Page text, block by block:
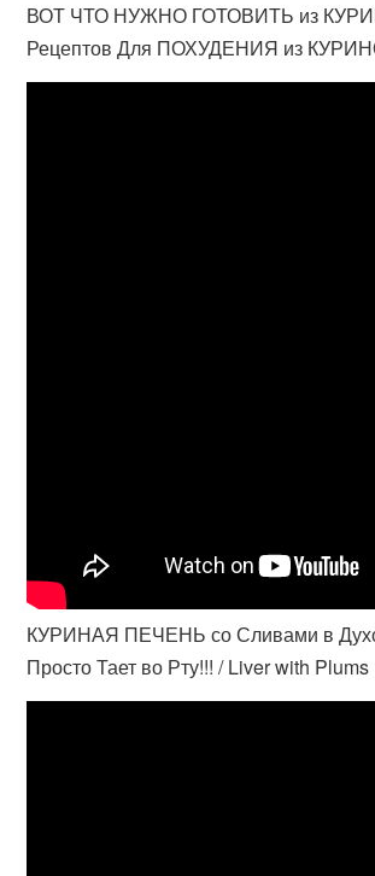
ВОТ ЧТО НУЖНО ГОТОВИТЬ из
Рецептов Для ПОХУДЕНИЯ из
КУРИНАЯ ПЕЧЕНЬ со Сливами в
Просто Тает во Рту!!! / Liver with Plums